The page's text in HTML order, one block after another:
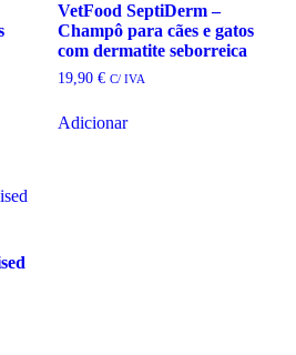
chosen
on
the
product
VetFood SeptiDerm –
Champô para cães e gatos
com dermatite seborreica
19,90 € C/ IVA
Adicionar